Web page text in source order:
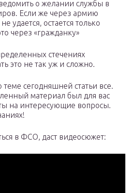
о желании службы в
Если же через армию
удается, остается только
через «гражданку»
стечениях
это не так уж и сложно.
сегодняшней статьи все.
материал был для вас
на интересующие вопросы.
в ФСО, даст видеосюжет: